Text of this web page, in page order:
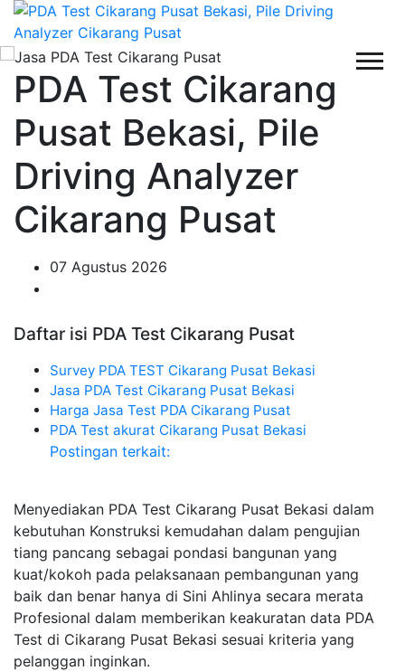
PDA Test Cikarang
Pusat Bekasi, Pile
Driving Analyzer
Cikarang Pusat
07 Agustus 2026
Daftar isi PDA Test Cikarang Pusat
Survey PDA TEST Cikarang Pusat Bekasi
Jasa PDA Test Cikarang Pusat Bekasi
Harga Jasa Test PDA Cikarang Pusat
PDA Test akurat Cikarang Pusat Bekasi
Postingan terkait:
Menyediakan PDA Test Cikarang Pusat Bekasi dalam
kebutuhan Konstruksi kemudahan dalam pengujian
tiang pancang sebagai pondasi bangunan yang
kuat/kokoh pada pelaksanaan pembangunan yang
baik dan benar hanya di Sini Ahlinya secara merata
Profesional dalam memberikan keakuratan data PDA
Test di Cikarang Pusat Bekasi sesuai kriteria yang
pelanggan inginkan.